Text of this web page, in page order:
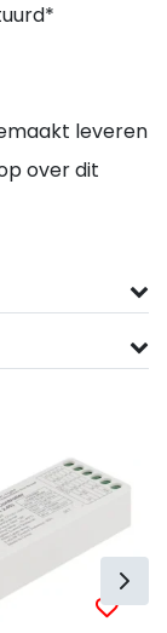
leveren
over dit